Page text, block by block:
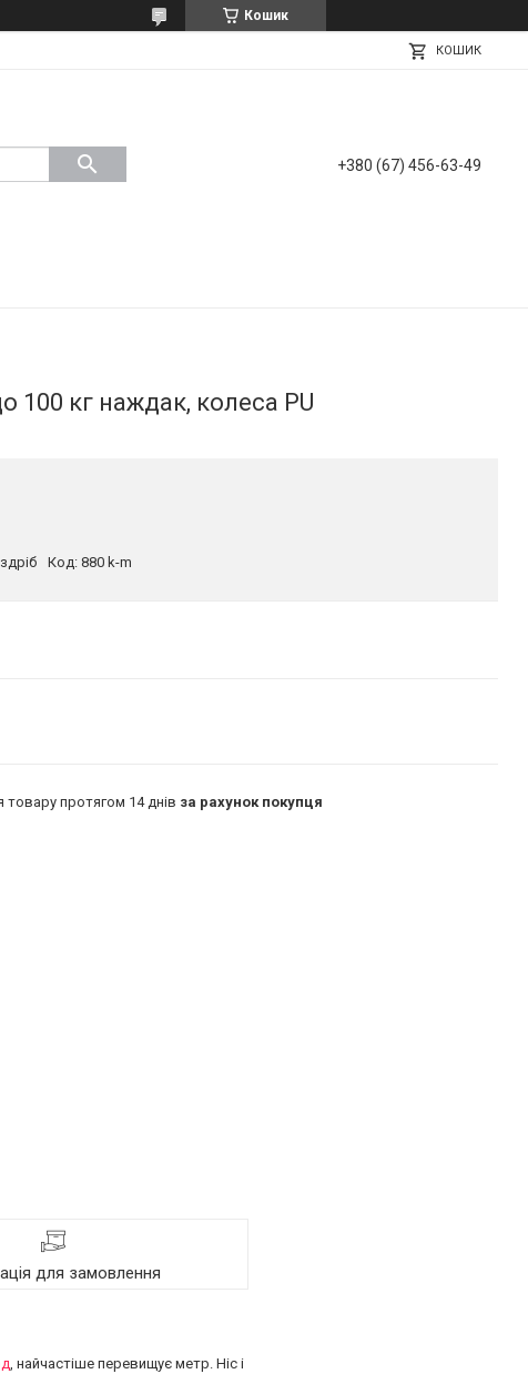
Кошик
КОШИК
+380 (67) 456-63-49
100 кг наждак, колеса PU
Код: 880 k-m
товару протягом 14 днів за рахунок покупця
для замовлення
, найчастіше перевищує метр. Ніс і